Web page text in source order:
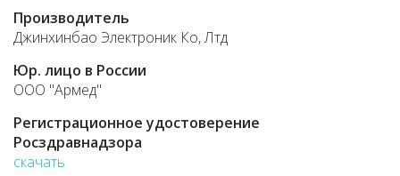
Производитель
Джинхинбао Электроник Ко, Лтд
Юр. лицо в России
ООО "Армед"
Регистрационное удостоверение
Росздравнадзора
скачать